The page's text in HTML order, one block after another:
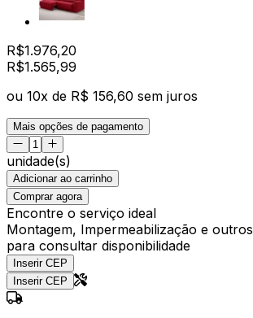
R$1.976,20
R$1.565,99
ou 10x de R$ 156,60 sem juros
Mais opções de pagamento
unidade(s)
Adicionar ao carrinho
Comprar agora
Encontre o serviço ideal
Montagem, Impermeabilização e outros
para consultar disponibilidade
Inserir CEP
Inserir CEP